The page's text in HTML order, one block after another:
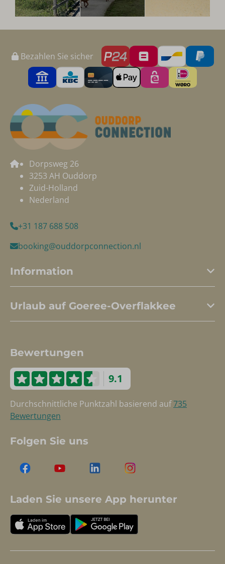
Bezahlen Sie sicher
Dorpsweg 26
3253 AH Ouddorp
Zuid-Holland
Nederland
+31 187 688 508
booking@ouddorpconnection.nl
Information
Urlaub auf Goeree-Overflakkee
Bewertungen
9.1
Durchschnittliche Punktzahl basierend auf735
Bewertungen
Folgen Sie uns
Laden Sie unsere App herunter